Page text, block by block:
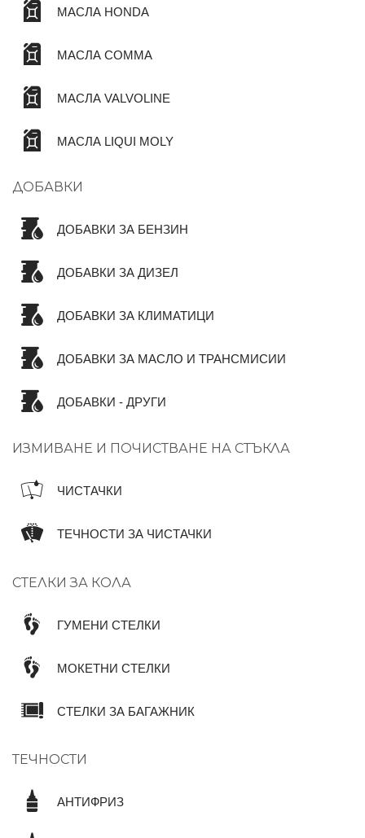
МАСЛА HONDA
МАСЛА COMMA
МАСЛА VALVOLINE
МАСЛА LIQUI MOLY
ДОБАВКИ
ДОБАВКИ ЗА БЕНЗИН
ДОБАВКИ ЗА ДИЗЕЛ
ДОБАВКИ ЗА КЛИМАТИЦИ
ДОБАВКИ ЗА МАСЛО И ТРАНСМИСИИ
ДОБАВКИ - ДРУГИ
ИЗМИВАНЕ И ПОЧИСТВАНЕ НА СТЪКЛА
ЧИСТАЧКИ
ТЕЧНОСТИ ЗА ЧИСТАЧКИ
СТЕЛКИ ЗА КОЛА
ГУМЕНИ СТЕЛКИ
МОКЕТНИ СТЕЛКИ
СТЕЛКИ ЗА БАГАЖНИК
ТЕЧНОСТИ
АНТИФРИЗ